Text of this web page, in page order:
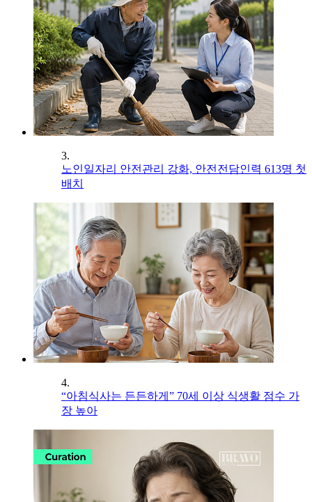
3.
노인일자리 안전관리 강화, 안전전담인력 613명 첫
배치
4.
“아침식사는 든든하게” 70세 이상 식생활 점수 가
장 높아